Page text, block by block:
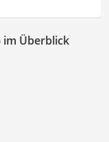
im Überblick